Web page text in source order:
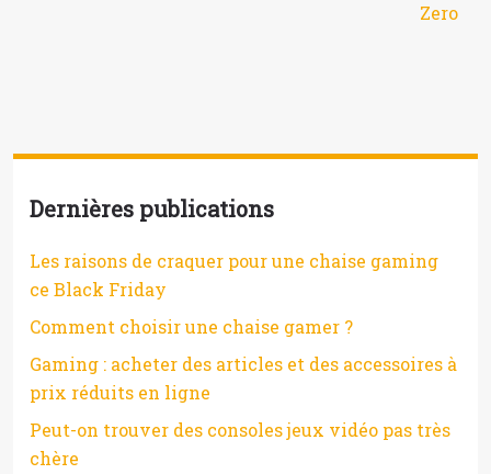
Zero
Dernières publications
Les raisons de craquer pour une chaise gaming
ce Black Friday
Comment choisir une chaise gamer ?
Gaming : acheter des articles et des accessoires à
prix réduits en ligne
Peut-on trouver des consoles jeux vidéo pas très
chère